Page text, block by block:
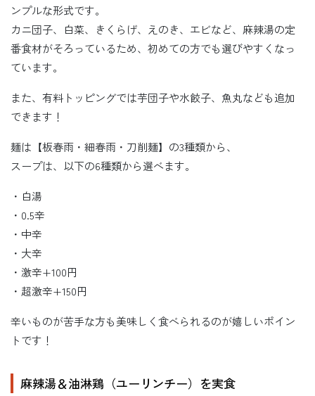
ンプルな形式です。
カニ団子、白菜、きくらげ、えのき、エビなど、麻辣湯の定
番食材がそろっているため、初めての方でも選びやすくなっ
ています。
また、有料トッピングでは芋団子や水餃子、魚丸なども追加
できます！
麺は【板春雨・細春雨・刀削麺】の3種類から、
スープは、以下の6種類から選べます。
・白湯
・0.5辛
・中辛
・大辛
・激辛+100円
・超激辛+150円
辛いものが苦手な方も美味しく食べられるのが嬉しいポイン
トです！
麻辣湯＆油淋鶏（ユーリンチー）を実食